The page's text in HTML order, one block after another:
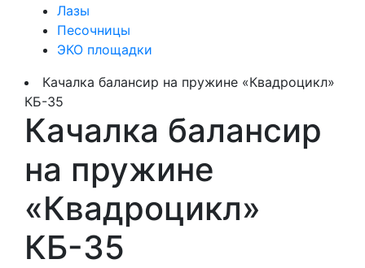
Лазы
Песочницы
ЭКО площадки
Качалка балансир на пружине «Квадроцикл»
КБ-35
Качалка балансир
на пружине
«Квадроцикл»
КБ-35